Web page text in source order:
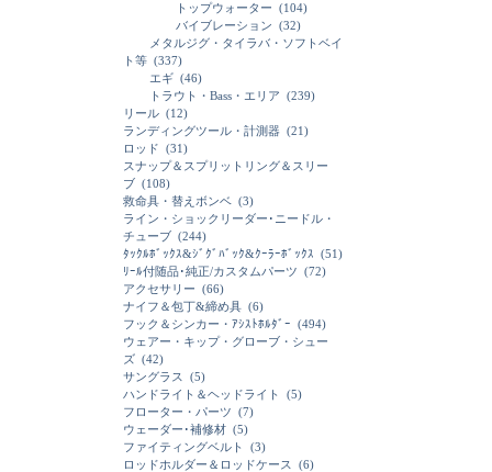
トップウォーター (104)
バイブレーション (32)
メタルジグ・タイラバ・ソフトベイ
ト等 (337)
エギ (46)
トラウト・Bass・エリア (239)
リール (12)
ランディングツール・計測器 (21)
ロッド (31)
スナップ＆スプリットリング＆スリー
ブ (108)
救命具・替えボンベ (3)
ライン・ショックリーダー･ニードル・
チューブ (244)
ﾀｯｸﾙﾎﾞｯｸｽ&ｼﾞｸﾞﾊﾞｯｸ&ｸｰﾗｰﾎﾞｯｸｽ (51)
ﾘｰﾙ付随品･純正/カスタムパーツ (72)
アクセサリー (66)
ナイフ＆包丁&締め具 (6)
フック＆シンカー・ｱｼｽﾄﾎﾙﾀﾞｰ (494)
ウェアー・キップ・グローブ・シュー
ズ (42)
サングラス
(5)
ハンドライト＆ヘッドライト
(5)
フローター・パーツ (7)
ウェーダー･補修材 (5)
ファイティングベルト
(3)
ロッドホルダー＆ロッドケース
(6)